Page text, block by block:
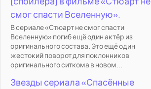
смог спасти Вселенную».
В сериале «Стюарт не смог спасти
Вселенную» погиб ещё один актёр из
оригинального состава. Это ещё один
жестокий поворот для поклонников
оригинального ситкома в новом...
Звезды сериала «Спасённые